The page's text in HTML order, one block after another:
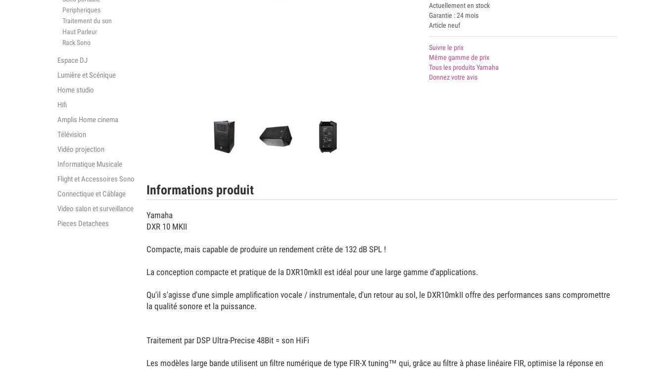
Peripheriques
Traitement du son
Haut Parleur
Rack Sono
Espace DJ
Lumière et Scénique
Home studio
Hifi
Amplis Home cinema
Télévision
Vidéo projection
Informatique Musicale
Flight et Accessoires Sono
Connectique et Câblage
Video salon et surveillance
Pieces Detachees
Actuellement en stock
Garantie : 24 mois
Article neuf
Suivre le prix
Même gamme de prix
Tous les produits Yamaha
Donnez votre avis
Informations produit
Yamaha
DXR 10 MKII
Compacte, mais capable de produire un rendement crête de 132 dB SPL !
La conception compacte et pratique de la DXR10mkII est idéal pour une large gamme d’applications.
Qu'il s'agisse d'une simple amplification vocale / instrumentale, d'un retour au sol, le DXR10mkII offre des performances sans compromettre
la qualité sonore et la puissance.
Traitement par DSP Ultra-Precise 48Bit = son HiFi
Les modèles large bande utilisent un filtre numérique de type FIR-X tuning™ qui, grâce au filtre à phase linéaire FIR, optimise la réponse en